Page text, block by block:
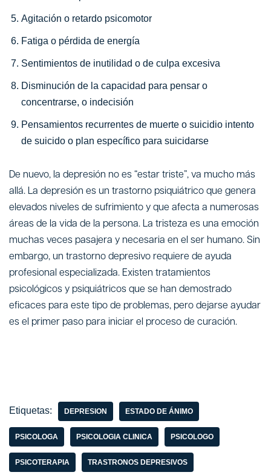
Agitación o retardo psicomotor
Fatiga o pérdida de energía
Sentimientos de inutilidad o de culpa excesiva
Disminución de la capacidad para pensar o
concentrarse, o indecisión
Pensamientos recurrentes de muerte o suicidio intento
de suicido o plan específico para suicidarse
De nuevo, la depresión no es “estar triste”, va mucho más
allá. La depresión es un trastorno psiquiátrico que genera
elevados niveles de sufrimiento y que afecta a numerosas
áreas de la vida de la persona. La tristeza es una emoción
muchas veces pasajera y necesaria en el ser humano. Sin
embargo, un trastorno depresivo requiere de ayuda
profesional especializada. Existen tratamientos
psicológicos y psiquiátricos que se han demostrado
eficaces para este tipo de problemas, pero dejarse ayudar
es el primer paso para iniciar el proceso de curación.
Etiquetas: DEPRESION ESTADO DE ÁNIMO
PSICOLOGA PSICOLOGIA CLINICA PSICOLOGO
PSICOTERAPIA TRASTRONOS DEPRESIVOS